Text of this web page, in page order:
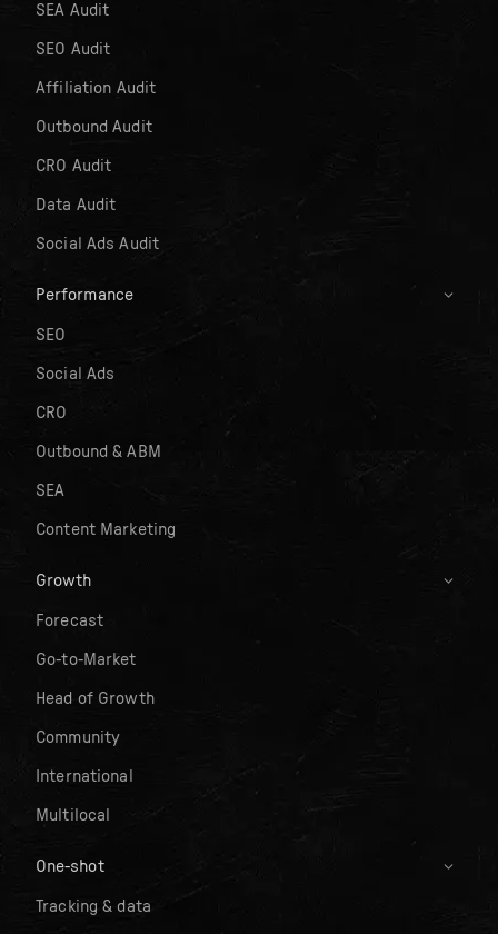
SEA Audit
SEO Audit
Affiliation Audit
Outbound Audit
CRO Audit
Data Audit
Social Ads Audit
Performance
SEO
Social Ads
CRO
Outbound & ABM
SEA
Content Marketing
Growth
Forecast
Go-to-Market
Head of Growth
Community
International
Multilocal
One-shot
Tracking & data